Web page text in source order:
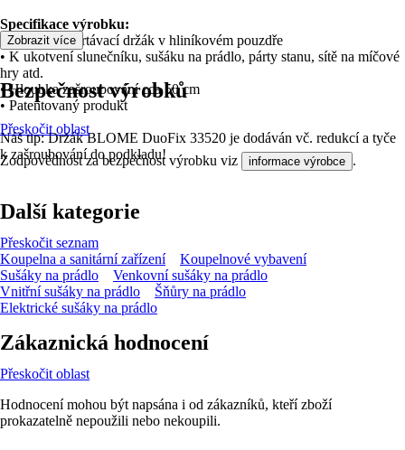
Specifikace výrobku:
• Plastový zavrtávací držák v hliníkovém pouzdře
• K ukotvení slunečníku, sušáku na prádlo, párty stanu, sítě na míčové
hry atd.
• Hloubka zašroubování cca 50 cm
• Patentovaný produkt
Náš tip: Držák BLOME DuoFix 33520 je dodáván vč. redukcí a tyče
k zašroubování do podkladu!
Zobrazit více
Bezpečnost výrobků
Přeskočit oblast
Zodpovědnost za bezpečnost výrobku viz informace výrobce .
Další kategorie
Přeskočit seznam
Koupelna a sanitární zařízení
Koupelnové vybavení
Sušáky na prádlo
Venkovní sušáky na prádlo
Vnitřní sušáky na prádlo
Šňůry na prádlo
Elektrické sušáky na prádlo
Zákaznická hodnocení
Přeskočit oblast
Hodnocení mohou být napsána i od zákazníků, kteří zboží
prokazatelně nepoužili nebo nekoupili.